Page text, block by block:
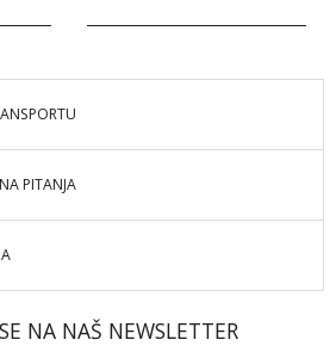
PITANJA
NA NAŠ NEWSLETTER